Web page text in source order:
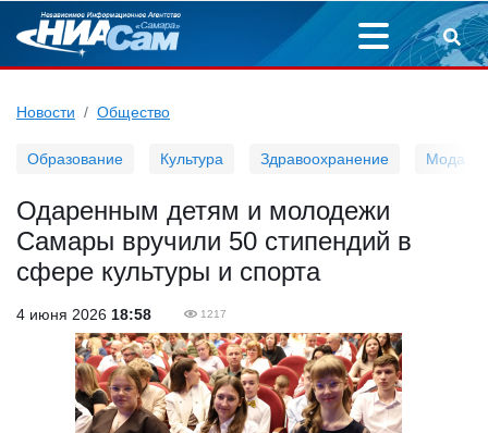
Новости Общество
Образование Культура Здравоохранение Мода
Одаренным детям и молодежи
Самары вручили 50 стипендий в
сфере культуры и спорта
4 июня 2026 18:58 1217